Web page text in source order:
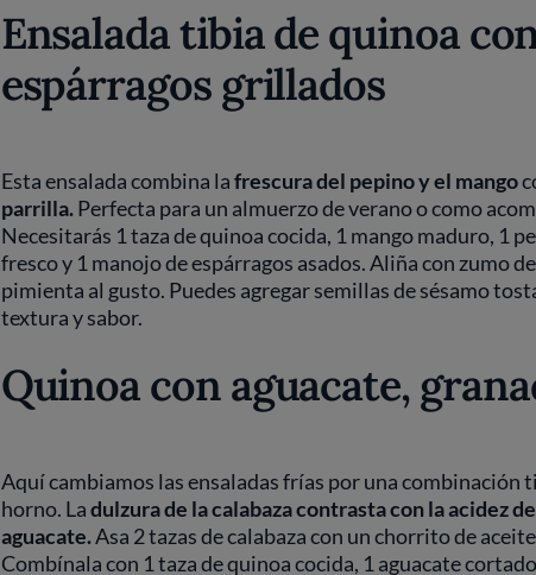
Ensalada tibia de quinoa
espárragos grillados
Esta ensalada combina lafrescura del pepino y el mango
parrilla.Perfecta para un almuerzo de verano o como
Necesitarás 1 taza de quinoa cocida, 1 mango maduro, 1
fresco y 1 manojo de espárragos asados. Aliña con zumo
pimienta al gusto. Puedes agregar semillas de sésamo
textura y sabor.
Quinoa con aguacate,
Aquí cambiamos las ensaladas frías por una combinación
horno. Ladulzura de la calabaza contrasta con la acidez
aguacate.Asa 2 tazas de calabaza con un chorrito de
Combínala con 1 taza de quinoa cocida, 1 aguacate